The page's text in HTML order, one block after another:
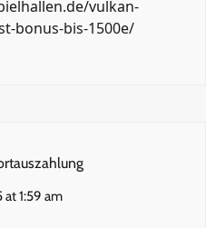
vulkan-
bonus-bis-1500e/
at 1:59 am